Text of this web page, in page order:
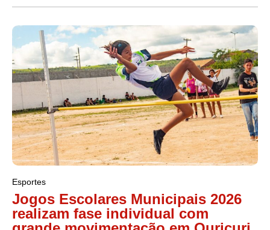
Esportes
Jogos Escolares Municipais 2026
realizam fase individual com